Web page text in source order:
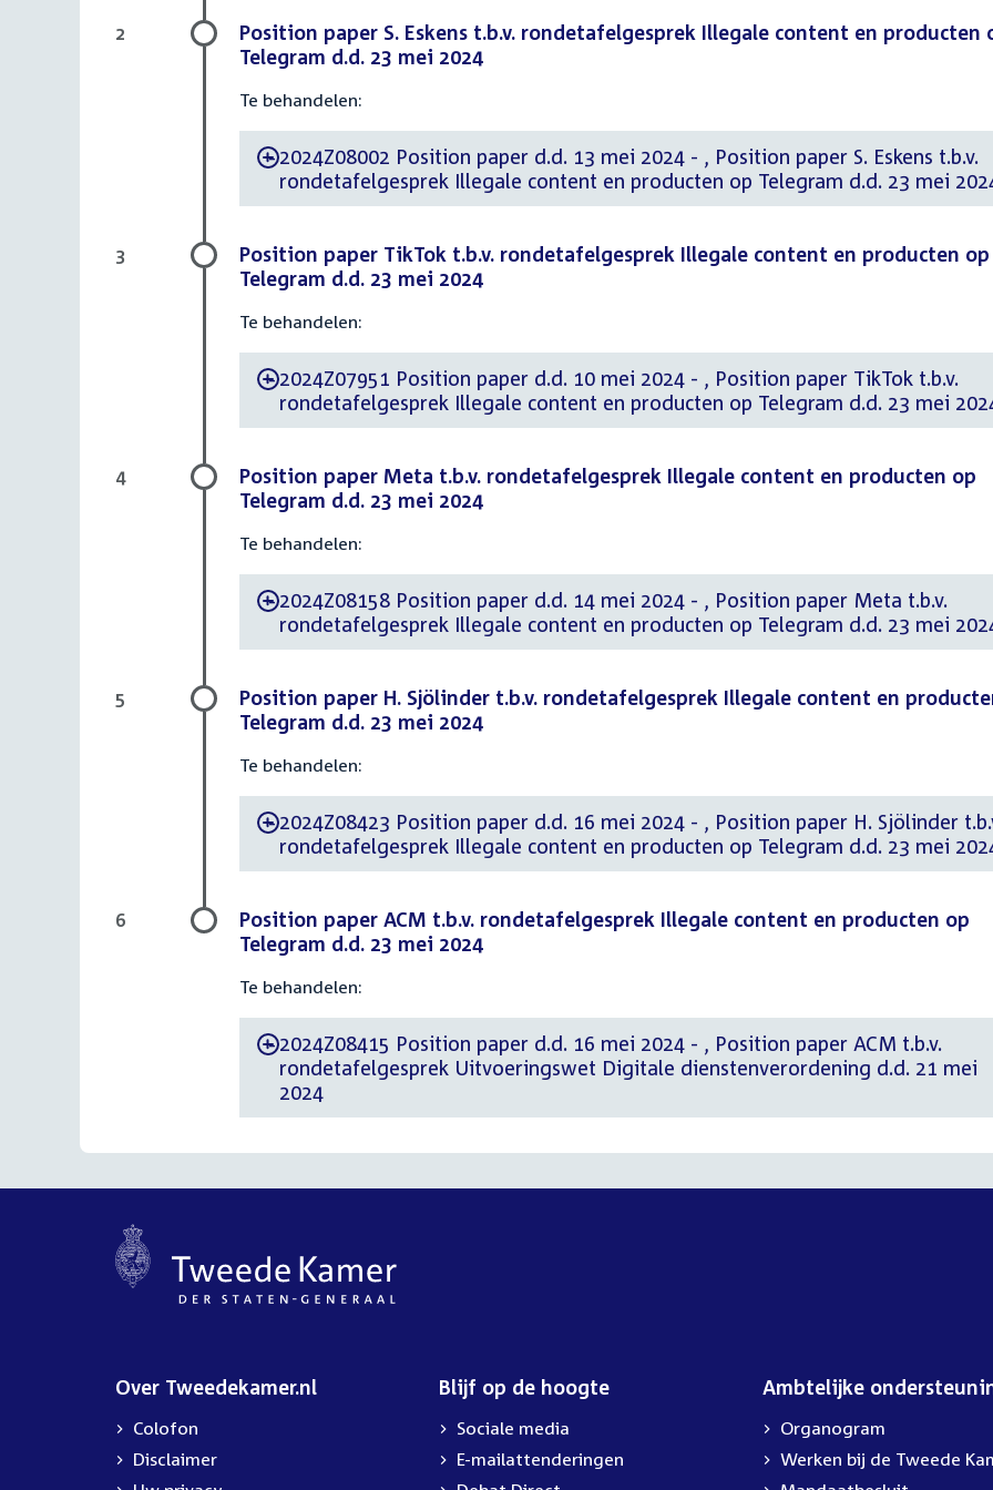
Position paper S. Eskens t.b.v. rondetafelgesprek Illegale content en producten
Telegram d.d. 23 mei 2024
Te behandelen:
-2024Z08002 Position paper d.d. 13 mei 2024 - , Position paper S. Eskens t.b.v.
rondetafelgesprek Illegale content en producten op Telegram d.d. 23 mei
2
Position paper TikTok t.b.v. rondetafelgesprek Illegale content en producten op
Telegram d.d. 23 mei 2024
Te behandelen:
-2024Z07951 Position paper d.d. 10 mei 2024 - , Position paper TikTok t.b.v.
rondetafelgesprek Illegale content en producten op Telegram d.d. 23 mei
3
Position paper Meta t.b.v. rondetafelgesprek Illegale content en producten op
Telegram d.d. 23 mei 2024
Te behandelen:
-2024Z08158 Position paper d.d. 14 mei 2024 - , Position paper Meta t.b.v.
rondetafelgesprek Illegale content en producten op Telegram d.d. 23 mei
4
Position paper H. Sjölinder t.b.v. rondetafelgesprek Illegale content en
Telegram d.d. 23 mei 2024
Te behandelen:
-2024Z08423 Position paper d.d. 16 mei 2024 - , Position paper H. Sjölinder t.b.v.
rondetafelgesprek Illegale content en producten op Telegram d.d. 23 mei
5
Position paper ACM t.b.v. rondetafelgesprek Illegale content en producten op
Telegram d.d. 23 mei 2024
Te behandelen:
-2024Z08415 Position paper d.d. 16 mei 2024 - , Position paper ACM t.b.v.
rondetafelgesprek Uitvoeringswet Digitale dienstenverordening d.d. 21 mei
2024
6
Over Tweedekamer.nl
Colofon
Disclaimer
Blijf op de hoogte
Sociale media
E-mailattenderingen
Ambtelijke
Organogram
External
link:
Werken bij de Tweede